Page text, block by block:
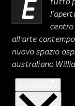
È
centro
all'arte
nuovo spazio
australiano